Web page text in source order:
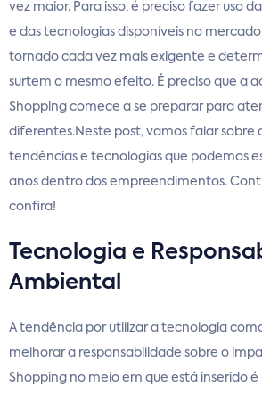
vez maior. Para isso, é preciso fazer uso
e das tecnologias disponíveis no
tornado cada vez mais exigente e
surtem o mesmo efeito. É preciso que a
Shopping comece a se preparar para
diferentes.Neste post, vamos falar sobre
tendências e tecnologias que podemos
anos dentro dos empreendimentos.
confira!
Tecnologia e
Ambiental
A tendência por utilizar a tecnologia
melhorar a responsabilidade sobre o
Shopping no meio em que está inserido